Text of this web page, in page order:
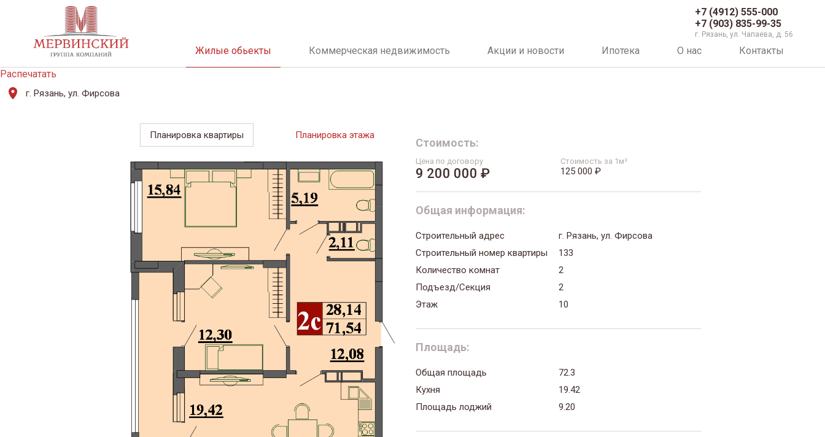
+7 (4912) 555-000
+7 (903) 835-99-35
г. Рязань, ул. Чапаева, д. 56
Жилые обьекты Коммерческая недвижимость Акции и новости Ипотека О нас
Контакты
Распечатать
г. Рязань, ул. Фирсова
Планировка квартиры Планировка этажа
Стоимость:
Цена по договору
9 200 000 ₽
Стоимость за 1м²
125 000 ₽
Общая информация:
Строительный адрес
г. Рязань, ул. Фирсова
Строительный номер квартиры
133
Количество комнат
2
Подъезд/Секция
2
Этаж
10
Площадь:
Общая площадь
72.3
Кухня
19.42
Площадь лоджий
9.20